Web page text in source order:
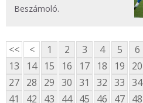
Beszámoló.
<< < 1 2 3 4 5 6
13
14 15 16 17 18 19 20
27 28 29 30 31 32 33 34
41
42 43 44 45 46 47 48